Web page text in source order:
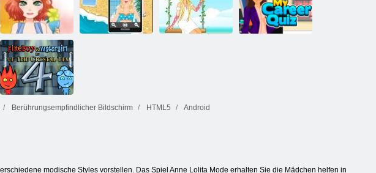
Shopaholic Rio
Baby- Hazel
Hair Day
Sommer- Fiesta
Berührungsempfindlicher Bildschirm HTML5 Android
modische Styles vorstellen. Das Spiel Anne Lolita Mode erhalten Sie die Mädchen helfen in